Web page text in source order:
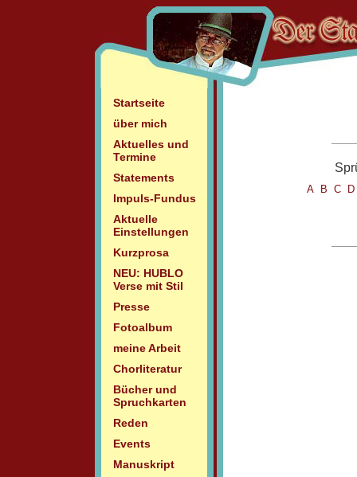
Startseite
über mich
Aktuelles und
Termine
Statements
Impuls-Fundus
Aktuelle
Einstellungen
Kurzprosa
NEU: HUBLO
Verse mit Stil
Presse
Fotoalbum
meine Arbeit
Chorliteratur
Bücher und
Spruchkarten
Reden
Events
Manuskript
A B C D